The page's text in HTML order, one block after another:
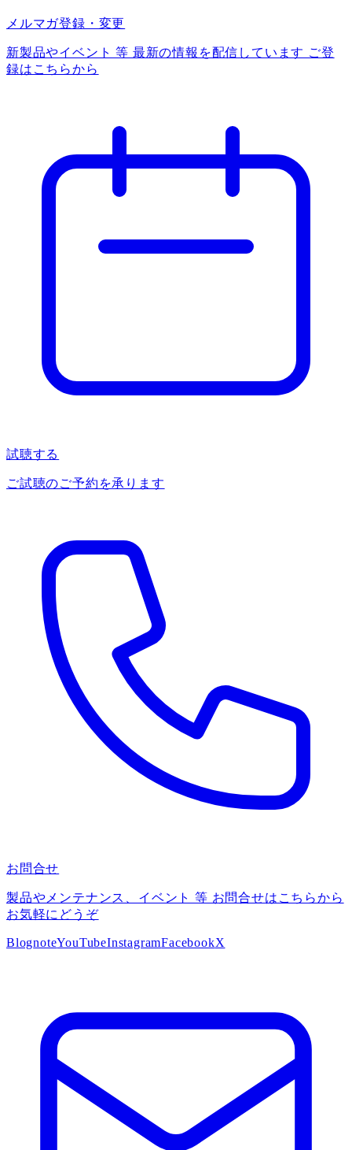
メルマガ登録・変更
新製品やイベント 等 最新の情報を配信しています ご登
録はこちらから
試聴する
ご試聴のご予約を承ります
お問合せ
製品やメンテナンス、イベント 等 お問合せはこちらから
お気軽にどうぞ
BlognoteYouTubeInstagramFacebookX